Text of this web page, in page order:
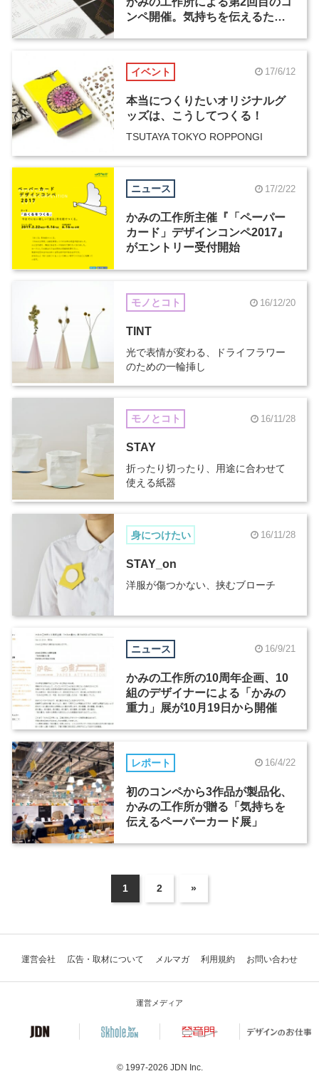
ンペ開催。気持ちを伝えるため
イベント 17/6/12
本当につくりたいオリジナルグ
ッズは、こうしてつくる！
TSUTAYA TOKYO ROPPONGI
ニュース 17/2/22
かみの工作所主催『「ペーパー
カード」デザインコンペ2017』
がエントリー受付開始
モノとコト 16/12/20
TINT
光で表情が変わる、ドライフラワー
のための一輪挿し
モノとコト 16/11/28
STAY
折ったり切ったり、用途に合わせて
使える紙器
身につけたい 16/11/28
STAY_on
洋服が傷つかない、挟むブローチ
ニュース 16/9/21
かみの工作所の10周年企画、10
組のデザイナーによる「かみの
重力」展が10月19日から開催
レポート 16/4/22
初のコンペから3作品が製品化、
かみの工作所が贈る「気持ちを
伝えるペーパーカード展」
1 2 »
運営会社 広告・取材について メルマガ 利用規約 お問い合わせ
運営メディア
© 1997-2026 JDN Inc.